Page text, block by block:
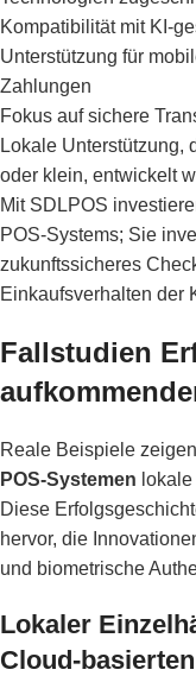
Kompatibilität mit KI-
Unterstützung für
Zahlungen
Fokus auf sichere
Lokale Unterstützung,
oder klein, entwickelt
Mit SDLPOS
POS-Systems; Sie
zukunftssicheres
Einkaufsverhalten der
Fallstudien
Reale Beispiele
POS-Systemen
Diese
hervor, die
und biometrische
Lokaler
Cloud-